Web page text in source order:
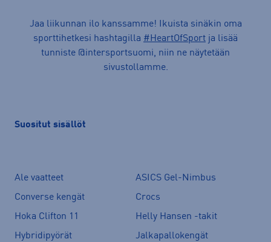
Jaa liikunnan ilo kanssamme! Ikuista sinäkin oma
sporttihetkesi hashtagilla #HeartOfSport ja lisää
tunniste @intersportsuomi, niin ne näytetään
sivustollamme.
Suositut sisällöt
Ale vaatteet
ASICS Gel-Nimbus
Converse kengät
Crocs
Hoka Clifton 11
Helly Hansen -takit
Hybridipyörät
Jalkapallokengät